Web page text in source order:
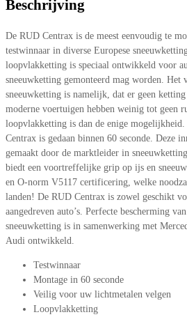
Beschrijving
De RUD Centrax is de meest eenvoudig te
testwinnaar in diverse Europese
loopvlakketting is speciaal ontwikkeld voor
sneeuwketting gemonteerd mag worden. Het
sneeuwketting is namelijk, dat er geen
moderne voertuigen hebben weinig tot geen
loopvlakketting is dan de enige
Centrax is gedaan binnen 60 seconde. Deze
gemaakt door de marktleider in
biedt een voortreffelijke grip op ijs en
en O-norm V5117 certificering, welke
landen! De RUD Centrax is zowel geschikt
aangedreven auto’s. Perfecte bescherming
sneeuwketting is in samenwerking met
Audi ontwikkeld.
Testwinnaar
Montage in 60 seconde
Veilig voor uw lichtmetalen velgen
Loopvlakketting